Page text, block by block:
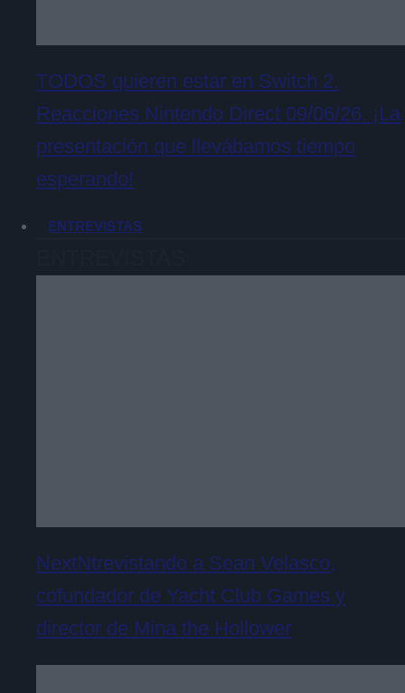
TODOS quieren estar en Switch 2.
Reacciones Nintendo Direct 09/06/26. ¡La
presentación que llevábamos tiempo
esperando!
ENTREVISTAS
NextNtrevistando a Sean Velasco,
cofundador de Yacht Club Games y
director de Mina the Hollower